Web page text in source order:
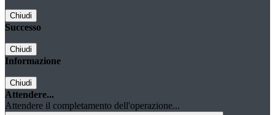
Chiudi
Successo
Chiudi
Informazione
Chiudi
Attendere...
Attendere il completamento dell'operazione...